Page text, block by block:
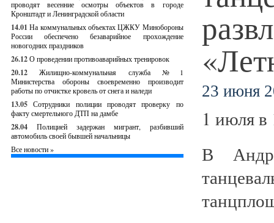
проводят весенние осмотры объектов в городе
Кронштадт и Ленинградской области
14.01 На коммунальных объектах ЦЖКУ Минобороны
России обеспечено безаварийное прохождение
новогодних праздников
26.12О проведении противоаварийных тренировок
20.12
Жилищно-коммунальная служба №1
Министерства обороны своевременно производит
работы по отчистке кровель от снега и наледи
13.05 Сотрудники полиции проводят проверку по
факту смертельного ДТП на дамбе
28.04
Полицией задержан мигрант, разбивший
автомобиль своей бывшей начальницы
Все новости »
23 июня
1 июля в
В